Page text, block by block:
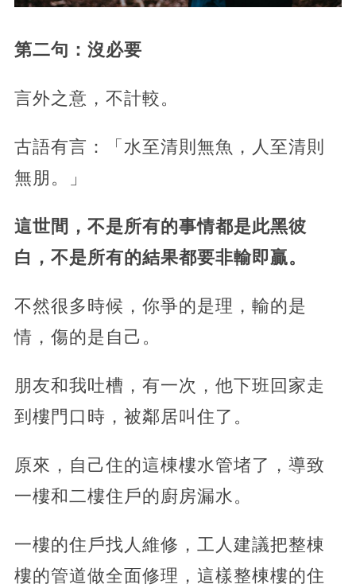
第二句：沒必要
言外之意，不計較。
古語有言：「水至清則無魚，人至清則
無朋。」
這世間，不是所有的事情都是此黑彼
白，不是所有的結果都要非輸即贏。
不然很多時候，你爭的是理，輸的是
情，傷的是自己。
朋友和我吐槽，有一次，他下班回家走
到樓門口時，被鄰居叫住了。
原來，自己住的這棟樓水管堵了，導致
一樓和二樓住戶的廚房漏水。
一樓的住戶找人維修，工人建議把整棟
樓的管道做全面修理，這樣整棟樓的住